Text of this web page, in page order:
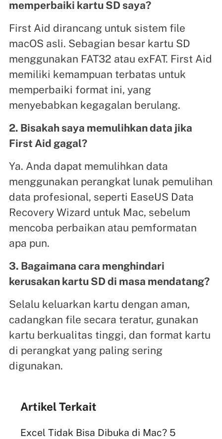
memperbaiki kartu SD saya?
First Aid dirancang untuk sistem file
macOS asli. Sebagian besar kartu SD
menggunakan FAT32 atau exFAT. First Aid
memiliki kemampuan terbatas untuk
memperbaiki format ini, yang
menyebabkan kegagalan berulang.
2. Bisakah saya memulihkan data jika
First Aid gagal?
Ya. Anda dapat memulihkan data
menggunakan perangkat lunak pemulihan
data profesional, seperti EaseUS Data
Recovery Wizard untuk Mac, sebelum
mencoba perbaikan atau pemformatan
apa pun.
3. Bagaimana cara menghindari
kerusakan kartu SD di masa mendatang?
Selalu keluarkan kartu dengan aman,
cadangkan file secara teratur, gunakan
kartu berkualitas tinggi, dan format kartu
di perangkat yang paling sering
digunakan.
Artikel Terkait
Excel Tidak Bisa Dibuka di Mac? 5